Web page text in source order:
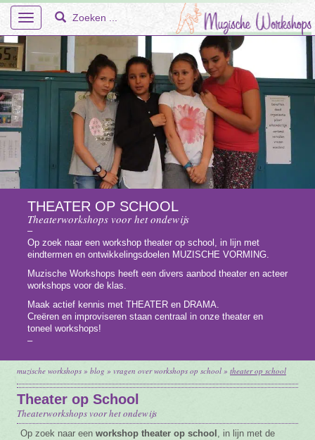
Toggle
navigation
Over Ons
En Meer – Muzische Projecten
Doelgroepen
Faq
Tarieven
Contact
THEATER OP SCHOOL
Theaterworkshops voor het ondewijs
–
Op zoek naar een workshop theater op school, in lijn met
eindtermen en ontwikkelingsdoelen MUZISCHE VORMING.
Muzische Workshops heeft een divers aanbod theater en acteer
workshops voor de klas.
Maak actief kennis met THEATER en DRAMA.
Creëren en improviseren staan centraal in onze theater en
toneel workshops!
–
muzische workshops » blog » vragen over workshops op school » theater op school
Theater op School
Theaterworkshops voor het ondewijs
Op zoek naar een workshop theater op school , in lijn met de